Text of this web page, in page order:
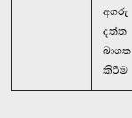
අගරු
දත්ත
බාගත
කිරීම